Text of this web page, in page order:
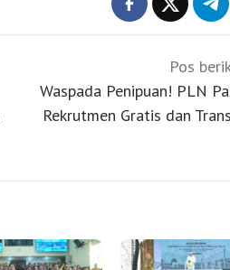
Pos
Waspada Penipuan! PLN
Rekrutmen Gratis dan